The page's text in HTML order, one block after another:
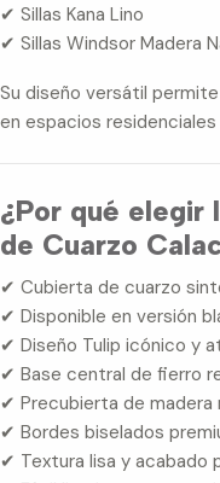
✔ Sillas Kana Lino
✔ Sillas Windsor Madera
Su diseño versátil
en espacios
¿Por qué elegir
de Cuarzo
✔ Cubierta de cuarzo
✔ Disponible en versión
✔ Diseño Tulip icónico y
✔ Base central de fierro
✔ Precubierta de madera
✔ Bordes biselados
✔ Textura lisa y acabado